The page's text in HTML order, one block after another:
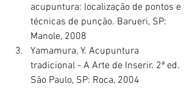
acupuntura: localização de pontos e
técnicas de punção. Barueri, SP:
Manole, 2008
Yamamura, Y. Acupuntura
tradicional - A Arte de Inserir. 2ª ed.
São Paulo, SP: Roca, 2004